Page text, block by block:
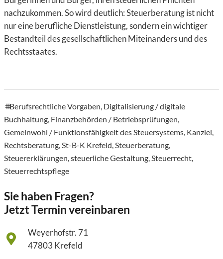
nachzukommen. So wird deutlich: Steuerberatung ist nicht
nur eine berufliche Dienstleistung, sondern ein wichtiger
Bestandteil des gesellschaftlichen Miteinanders und des
Rechtsstaates.
tags
Berufsrechtliche Vorgaben, Digitalisierung / digitale
Buchhaltung, Finanzbehörden / Betriebsprüfungen,
Gemeinwohl / Funktionsfähigkeit des Steuersystems, Kanzlei,
Rechtsberatung,St-B-K Krefeld,Steuerberatung,
Steuererklärungen,steuerliche Gestaltung,Steuerrecht,
Steuerrechtspflege
Sie haben Fragen?
Jetzt Termin vereinbaren
Weyerhofstr. 71
47803 Krefeld